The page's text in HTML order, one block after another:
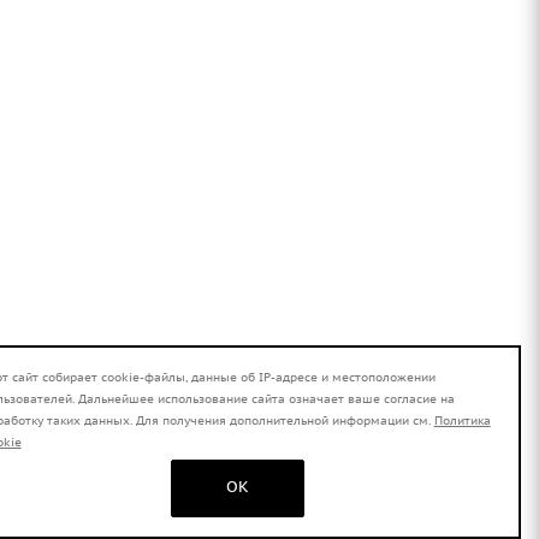
сайт собирает cookie-файлы, данные об IP-адресе и местоположении
Дальнейшее использование сайта означает ваше согласие на
таких данных. Для получения дополнительной информации см. Политика
OK